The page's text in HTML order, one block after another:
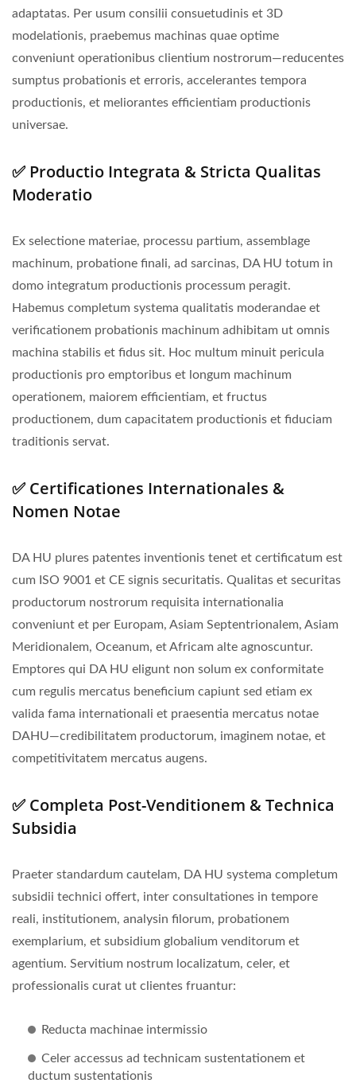
adaptatas. Per usum consilii consuetudinis et 3D
modelationis, praebemus machinas quae optime
conveniunt operationibus clientium nostrorum—reducentes
sumptus probationis et erroris, accelerantes tempora
productionis, et meliorantes efficientiam productionis
universae.
✅ Productio Integrata & Stricta Qualitas
Moderatio
Ex selectione materiae, processu partium, assemblage
machinum, probatione finali, ad sarcinas, DA HU totum in
domo integratum productionis processum peragit.
Habemus completum systema qualitatis moderandae et
verificationem probationis machinum adhibitam ut omnis
machina stabilis et fidus sit. Hoc multum minuit pericula
productionis pro emptoribus et longum machinum
operationem, maiorem efficientiam, et fructus
productionem, dum capacitatem productionis et fiduciam
traditionis servat.
✅ Certificationes Internationales &
Nomen Notae
DA HU plures patentes inventionis tenet et certificatum est
cum ISO 9001 et CE signis securitatis. Qualitas et securitas
productorum nostrorum requisita internationalia
conveniunt et per Europam, Asiam Septentrionalem, Asiam
Meridionalem, Oceanum, et Africam alte agnoscuntur.
Emptores qui DA HU eligunt non solum ex conformitate
cum regulis mercatus beneficium capiunt sed etiam ex
valida fama internationali et praesentia mercatus notae
DAHU—credibilitatem productorum, imaginem notae, et
competitivitatem mercatus augens.
✅ Completa Post-Venditionem & Technica
Subsidia
Praeter standardum cautelam, DA HU systema completum
subsidii technici offert, inter consultationes in tempore
reali, institutionem, analysin filorum, probationem
exemplarium, et subsidium globalium venditorum et
agentium. Servitium nostrum localizatum, celer, et
professionalis curat ut clientes fruantur:
Reducta machinae intermissio
Celer accessus ad technicam sustentationem et
ductum sustentationis